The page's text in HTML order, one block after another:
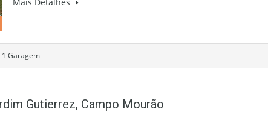
1 Garagem
Gutierrez, Campo Mourão